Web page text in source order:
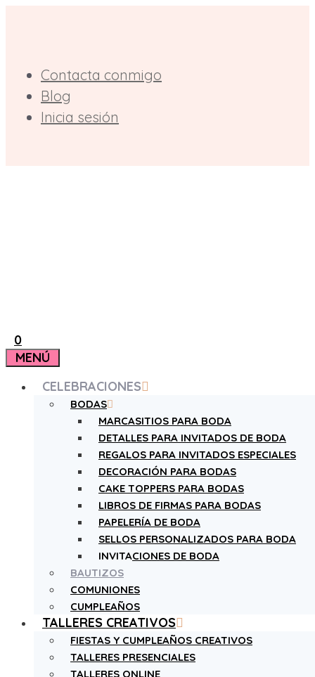
Contacta conmigo
Blog
Inicia sesión
0
MENÚ
CELEBRACIONES
BODAS
MARCASITIOS PARA BODA
DETALLES PARA INVITADOS DE BODA
REGALOS PARA INVITADOS ESPECIALES
DECORACIÓN PARA BODAS
CAKE TOPPERS PARA BODAS
LIBROS DE FIRMAS PARA BODAS
PAPELERÍA DE BODA
SELLOS PERSONALIZADOS PARA BODA
INVITACIONES DE BODA
BAUTIZOS
COMUNIONES
CUMPLEAÑOS
TALLERES CREATIVOS
FIESTAS Y CUMPLEAÑOS CREATIVOS
TALLERES PRESENCIALES
TALLERES ONLINE